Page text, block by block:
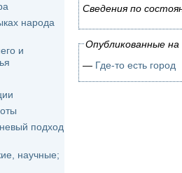
народа
и
подход
научные;
Сведения по
Опубликованные
— Где-то есть город